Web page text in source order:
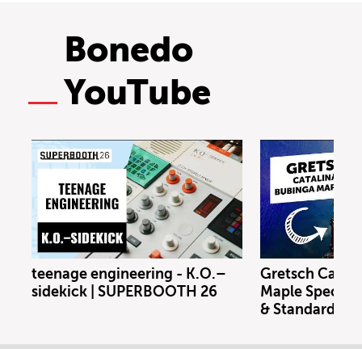
Bonedo
YouTube
teenage engineering - K.O.–
sidekick | SUPERBOOTH 26
Gretsch
Maple Special
& Standard